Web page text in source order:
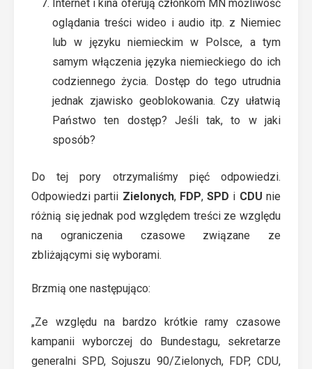
Internet i kina oferują członkom MN możliwość
oglądania treści wideo i audio itp. z Niemiec
lub w języku niemieckim w Polsce, a tym
samym włączenia języka niemieckiego do ich
codziennego życia. Dostęp do tego utrudnia
jednak zjawisko geoblokowania. Czy ułatwią
Państwo ten dostęp? Jeśli tak, to w jaki
sposób?
Do tej pory otrzymaliśmy pięć odpowiedzi.
Odpowiedzi partii Zielonych, FDP,SPD i CDU nie
różnią się jednak pod względem treści ze względu
na ograniczenia czasowe związane ze
zbliżającymi się wyborami.
Brzmią one następująco:
„Ze względu na bardzo krótkie ramy czasowe
kampanii wyborczej do Bundestagu, sekretarze
generalni SPD, Sojuszu 90/Zielonych, FDP, CDU,